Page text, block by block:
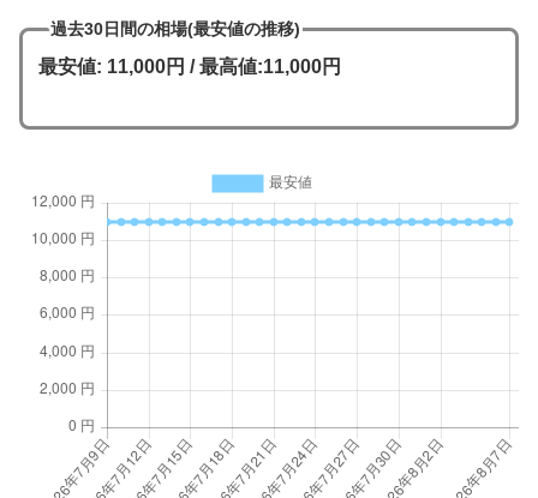
過去30日間の相場(最安値の推移)
最安値: 11,000円 / 最高値:11,000円